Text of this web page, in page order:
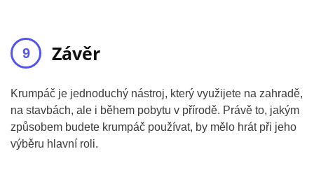
Závěr
Krumpáč je jednoduchý nástroj, který využijete na zahradě,
na stavbách, ale i během pobytu v přírodě. Právě to, jakým
způsobem budete krumpáč používat, by mělo hrát při jeho
výběru hlavní roli.